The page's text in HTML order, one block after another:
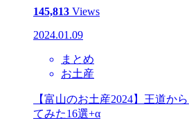
145,813 Views
2024.01.09
まとめ
お土産
【富山のお土産2024】王道か
てみた16選+α